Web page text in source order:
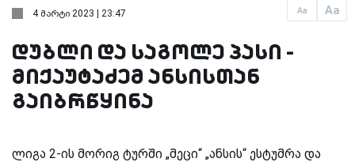
Aa Aa
4 მარტი 2023 | 23:47
დუბლი და საგოლე პასი -
მიქაუტაძემ ანსისთან
გაიბრწყინა
ლიგა 2-ის მორიგ ტურში „მეცი“ „ანსის“ ესტუმრა და